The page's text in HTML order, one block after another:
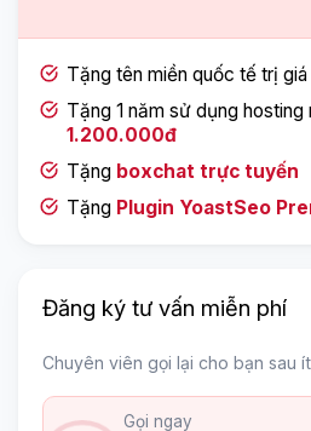
Tặng tên miền quốc tế trị giá
Tặng 1 năm sử dụng hosting
1.200.000đ
Tặng boxchat trực tuyến
Tặng Plugin YoastSeo
Đăng ký tư vấn miễn phí
Chuyên viên gọi lại cho bạn sau
Gọi ngay